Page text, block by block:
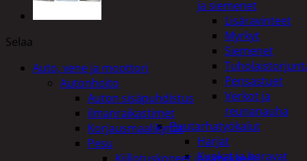
ja siemenet
Lisäravinteet
Myrkyt
Siemenet
Pensastuet
Verkot ja
reunanauha
Puutarhatyökalut
Harjat
Kuokat ja haravat
Selaa
Auto, vene ja moottori
Autonhoito
Auton sisäpuhdistus
ilmanraikastimet
Korjausmaalikynät
Pesu